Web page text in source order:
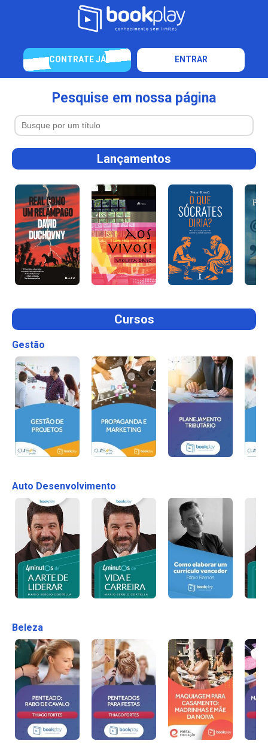
CONTRATE JÁ ENTRAR
Pesquise em nossa página
Lançamentos
Cursos
Gestão
Auto Desenvolvimento
Beleza